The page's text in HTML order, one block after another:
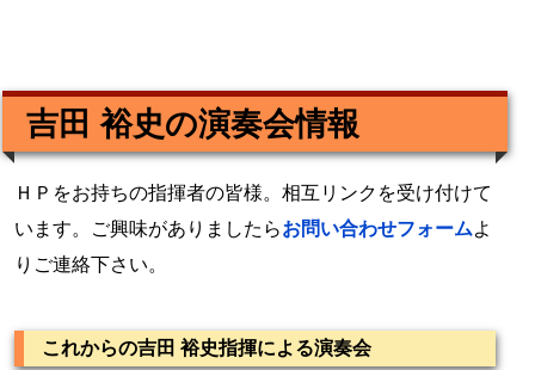
吉田 裕史の演奏会情報
ＨＰをお持ちの指揮者の皆様。相互リンクを受け付けて
います。ご興味がありましたらお問い合わせフォームよ
りご連絡下さい。
これからの吉田 裕史指揮による演奏会